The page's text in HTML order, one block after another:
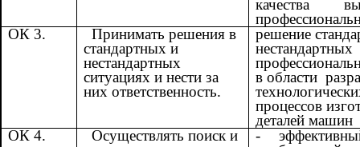
качества
ОК 3.
Принимать решения в
стандартных и
нестандартных
ситуациях и нести за
них ответственность.
решение
нестандартных
в области
процессов
деталей машин
ОК 4.
Осуществлять поиск и
-